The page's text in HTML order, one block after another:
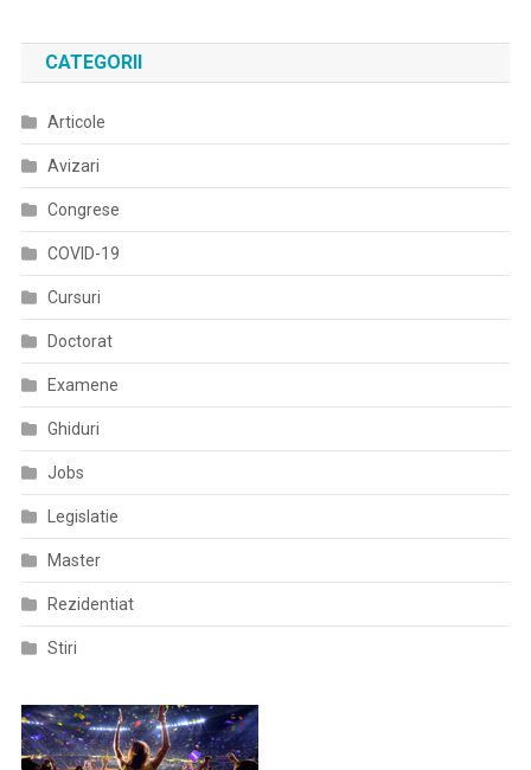
CATEGORII
Articole
Avizari
Congrese
COVID-19
Cursuri
Doctorat
Examene
Ghiduri
Jobs
Legislatie
Master
Rezidentiat
Stiri